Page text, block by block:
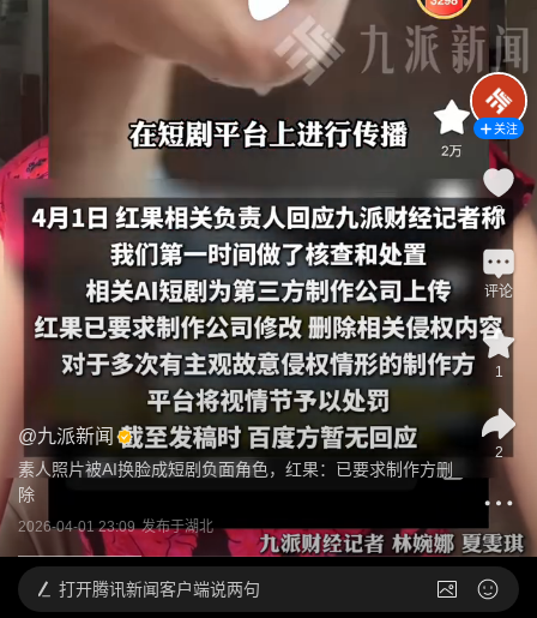
@九派新闻
素人照片被AI换脸成短剧负面角色，红果：已要求制作方删
除
2026-04-01 23:09 发布于湖北
关注
2
评论
1
2
打开腾讯新闻客户端说两句